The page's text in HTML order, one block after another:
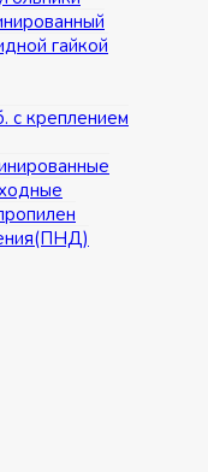
гайкой
с креплением